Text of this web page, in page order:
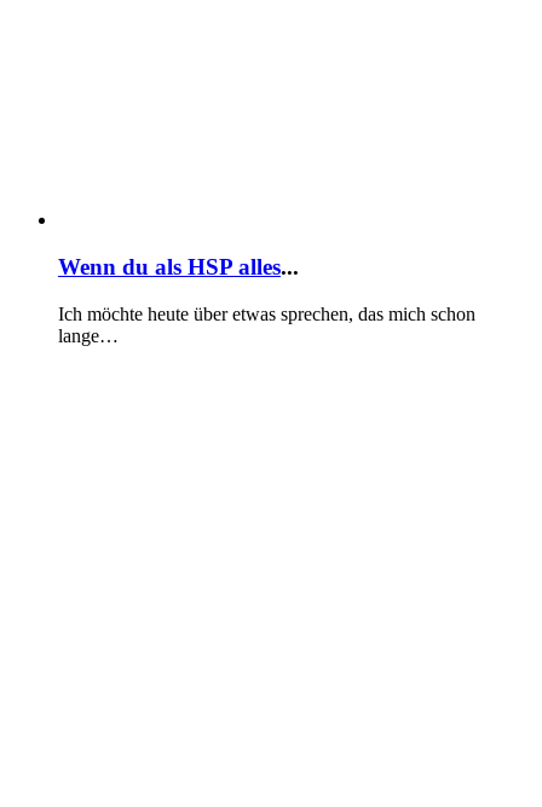
Wenn du als HSP alles...
Ich möchte heute über etwas sprechen, das mich schon
lange…